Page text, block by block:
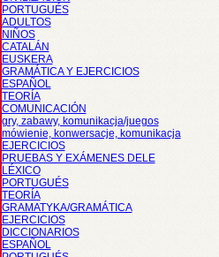
PORTUGUÉS
ADULTOS
NIÑOS
CATALÁN
EUSKERA
GRAMÁTICA Y EJERCICIOS
ESPAÑOL
TEORÍA
COMUNICACIÓN
gry, zabawy, komunikacja/juegos
mówienie, konwersacje, komunikacja
EJERCICIOS
PRUEBAS Y EXÁMENES DELE
LÉXICO
PORTUGUÉS
TEORÍA
GRAMATYKA/GRAMÁTICA
EJERCICIOS
DICCIONARIOS
ESPAÑOL